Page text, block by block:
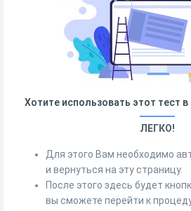
Хотите использовать этот тест
ЛЕГКО!
Для этого Вам необходимо
и вернуться на эту страницу.
После этого здесь будет
вы сможете перейти к